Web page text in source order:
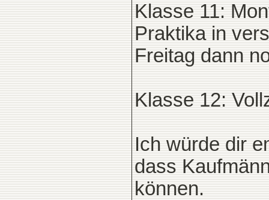
Klasse 11:
Praktika in
Freitag dann
Klasse 12:
Ich würde dir
dass
können.